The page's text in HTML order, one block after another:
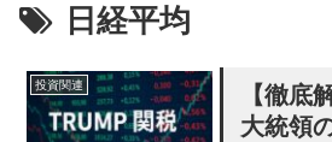
日経平均
投資関連
【徹底
大統領